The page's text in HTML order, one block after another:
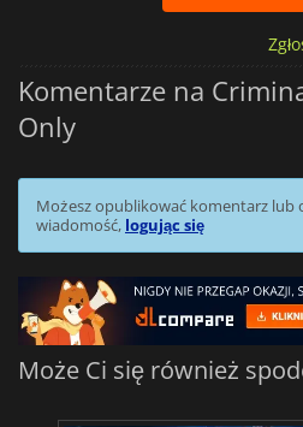
Komentarze na
Only
Możesz opublikować komentarz lub
wiadomość, logując się
Może Ci się również